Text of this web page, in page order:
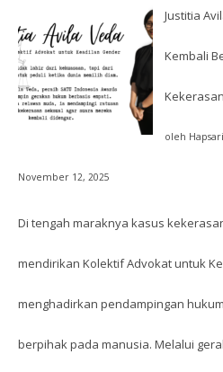
Justitia
Kembali
oleh Hapsari
November 12, 2025
Di tengah maraknya kasus
mendirikan Kolektif Advokat untuk
menghadirkan pendampingan
berpihak pada manusia. Melalui